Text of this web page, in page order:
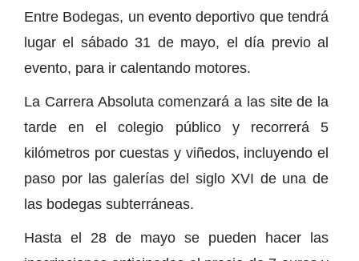
Entre Bodegas, un evento deportivo que tendrá
lugar el sábado 31 de mayo, el día previo al
evento, para ir calentando motores.
La Carrera Absoluta comenzará a las site de la
tarde en el colegio público y recorrerá 5
kilómetros por cuestas y viñedos, incluyendo el
paso por las galerías del siglo XVI de una de
las bodegas subterráneas.
Hasta el 28 de mayo se pueden hacer las